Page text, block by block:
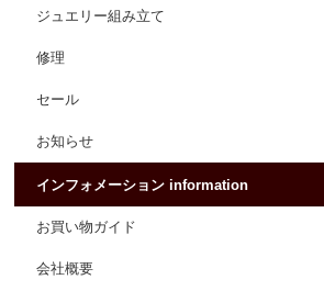
ジュエリー組み立て
修理
セール
お知らせ
インフォメーション information
お買い物ガイド
会社概要